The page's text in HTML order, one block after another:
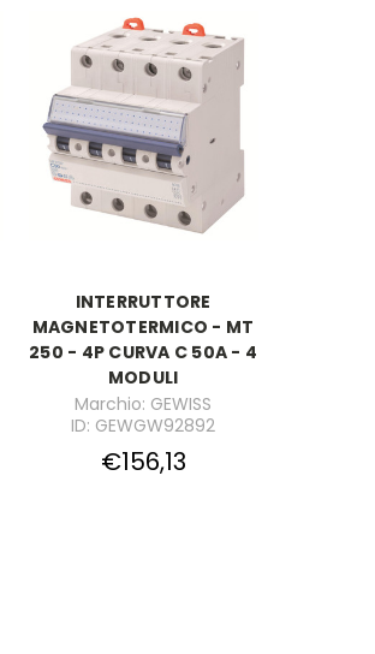
INTERRUTTORE
MAGNETOTERMICO - MT
250 - 4P CURVA C 50A - 4
MODULI
Marchio: GEWISS
ID: GEWGW92892
€156,13